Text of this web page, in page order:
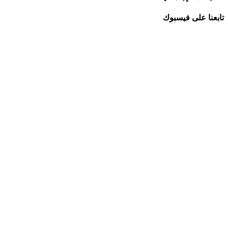
تابعنا على فيسبوك